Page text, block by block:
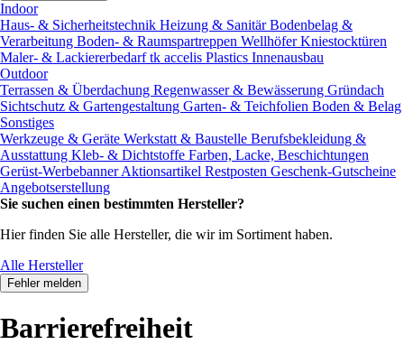
Indoor
Haus- & Sicherheitstechnik Heizung & SanitärBodenbelag &
Verarbeitung Boden- & Raumspartreppen Wellhöfer Kniestocktüren
Maler- & Lackiererbedarftk accelis Plastics Innenausbau
Outdoor
Terrassen & Überdachung Regenwasser & Bewässerung Gründach
Sichtschutz & Gartengestaltung Garten- & Teichfolien Boden & Belag
Sonstiges
Werkzeuge & Geräte Werkstatt & Baustelle Berufsbekleidung &
Ausstattung Kleb- & Dichtstoffe Farben, Lacke, Beschichtungen
Gerüst-WerbebannerAktionsartikel Restposten Geschenk-Gutscheine
Angebotserstellung
Sie suchen einen bestimmten Hersteller?
Hier finden Sie alle Hersteller, die wir im Sortiment haben.
Alle Hersteller
Fehler melden
Barrierefreiheit